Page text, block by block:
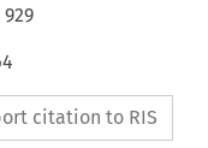
929
citation to RIS